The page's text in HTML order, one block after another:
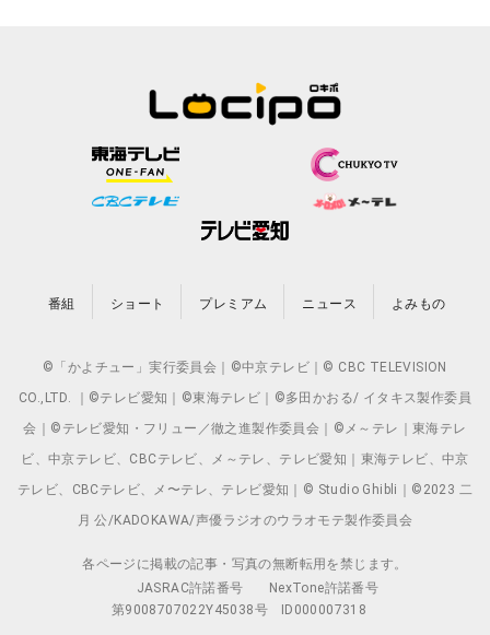
番組 ショート プレミアム ニュース よみもの
©「かよチュー」実行委員会｜©中京テレビ｜© CBC TELEVISION
CO.,LTD. ｜©テレビ愛知｜©東海テレビ｜©多田かおる/ イタキス製作委員
会｜©テレビ愛知・フリュー／徹之進製作委員会｜©メ～テレ｜東海テレ
ビ、中京テレビ、CBCテレビ、メ～テレ、テレビ愛知｜東海テレビ、中京
テレビ、CBCテレビ、メ〜テレ、テレビ愛知｜© Studio Ghibli｜©2023 二
月 公/KADOKAWA/声優ラジオのウラオモテ製作委員会
各ページに掲載の記事・写真の無断転用を禁じます。
JASRAC許諾番号
NexTone許諾番号
第9008707022Y45038号
ID000007318